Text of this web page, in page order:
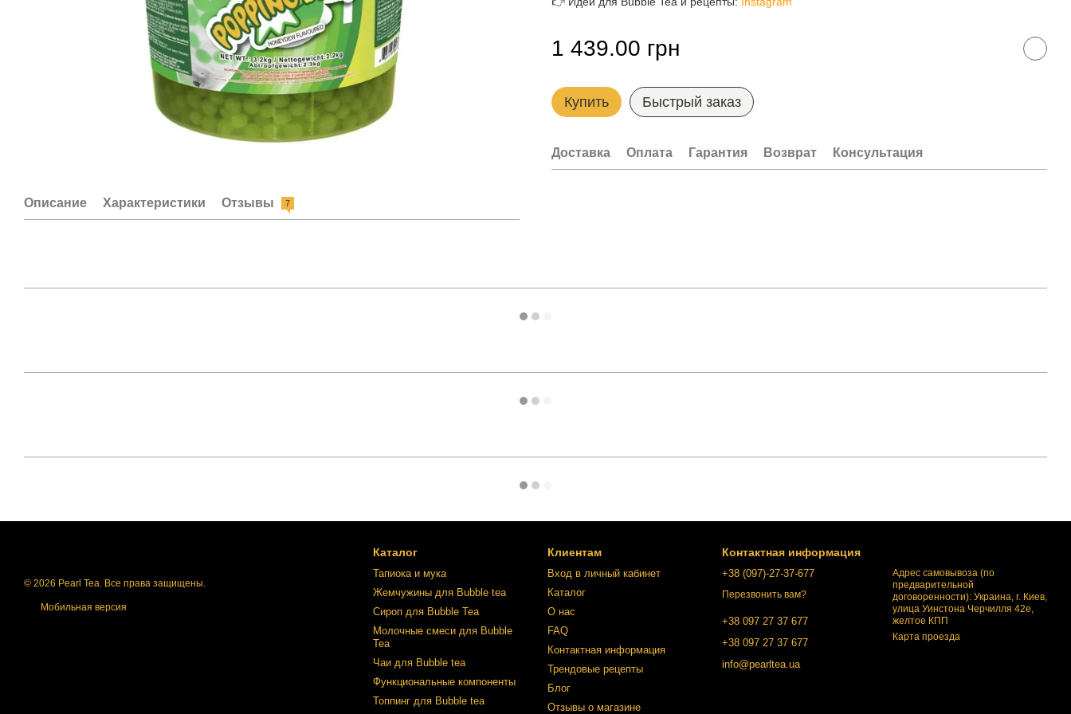
Описание Характеристики Отзывы 7
1 439.00 грн
Купить Быстрый заказ
Доставка Оплата Гарантия Возврат Консультация
© 2026 Pearl Tea. Все права защищены.
Мобильная версия
Каталог
Тапиока и мука
Жемчужины для Bubble tea
Сироп для Bubble Tea
Молочные смеси для Bubble
Tea
Чаи для Bubble tea
Функциональные компоненты
Топпинг для Bubble tea
Клиентам
Вход в личный кабинет
Каталог
О нас
FAQ
Контактная информация
Трендовые рецепты
Блог
Отзывы о магазине
Контактная информация
+38 (097)-27-37-677
Перезвонить вам?
+38 097 27 37 677
+38 097 27 37 677
info@pearltea.ua
Адрес самовывоза (по
предварительной
договоренности): Украина, г. Киев,
улица Уинстона Черчилля 42е,
желтое КПП
Карта проезда